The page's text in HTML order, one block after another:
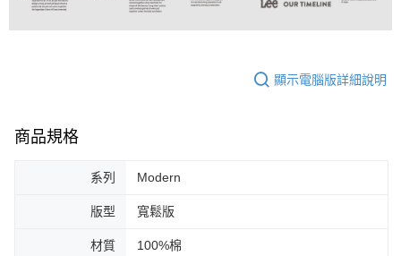
顯示電腦版詳細說明
商品規格
系列 Modern
版型 寬鬆版
材質 100%棉